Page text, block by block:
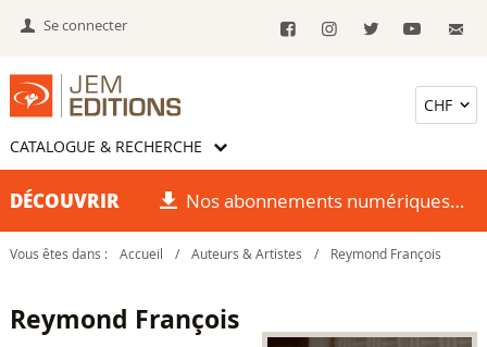
Se connecter
CATALOGUE & RECHERCHE
DÉCOUVRIR Nos abonnements numériques
Vous êtes dans : Accueil / Auteurs & Artistes / Reymond François
Reymond François